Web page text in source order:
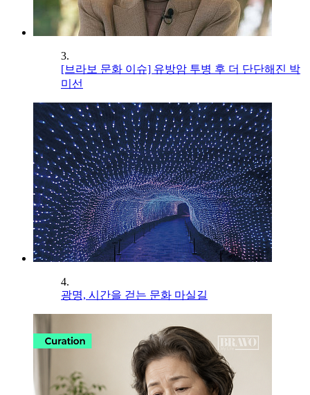
3.
[브라보 문화 이슈] 유방암 투병 후 더 단단해진 박
미선
4.
광명, 시간을 걷는 문화 마실길